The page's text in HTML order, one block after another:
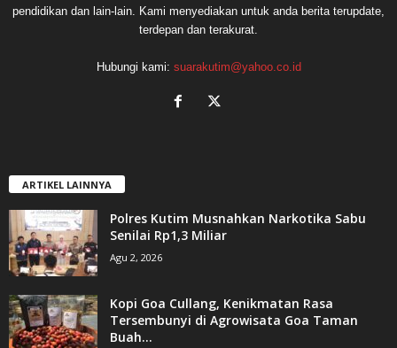
pendidikan dan lain-lain. Kami menyediakan untuk anda berita terupdate,
terdepan dan terakurat.
Hubungi kami: suarakutim@yahoo.co.id
ARTIKEL LAINNYA
Polres Kutim Musnahkan Narkotika Sabu
Senilai Rp1,3 Miliar
Agu 2, 2026
Kopi Goa Cullang, Kenikmatan Rasa
Tersembunyi di Agrowisata Goa Taman
Buah...